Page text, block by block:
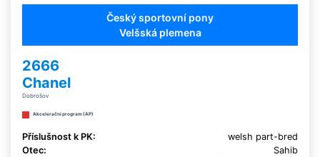
Český sportovní pony
Velšská plemena
2666
Chanel
Dobrošov
Akcelerační program (AP)
Příslušnost k PK:
welsh part-bred
Otec:
Sahib